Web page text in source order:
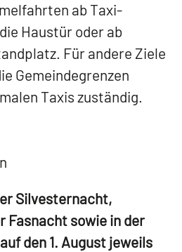
ab Taxi-
Haustür oder ab
Für andere Ziele
Gemeindegrenzen
Taxis zuständig.
Silvesternacht,
Fasnacht sowie in der
den 1. August jeweils